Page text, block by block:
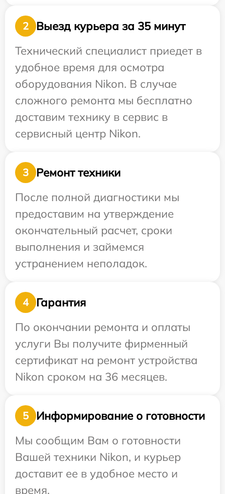
2
Выезд курьера за 35 минут
Технический специалист приедет в
удобное время для осмотра
оборудования Nikon. В случае
сложного ремонта мы бесплатно
доставим технику в сервис в
сервисный центр Nikon.
3
Ремонт техники
После полной диагностики мы
предоставим на утверждение
окончательный расчет, сроки
выполнения и займемся
устранением неполадок.
4
Гарантия
По окончании ремонта и оплаты
услуги Вы получите фирменный
сертификат на ремонт устройства
Nikon сроком на 36 месяцев.
5
Информирование о готовности
Мы сообщим Вам о готовности
Вашей техники Nikon, и курьер
доставит ее в удобное место и
время.